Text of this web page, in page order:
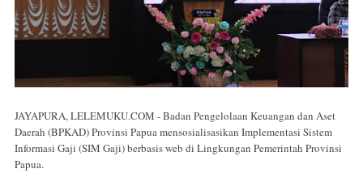
JAYAPURA, LELEMUKU.COM - Badan Pengelolaan Keuangan dan Aset
Daerah (BPKAD) Provinsi Papua mensosialisasikan Implementasi Sistem
Informasi Gaji (SIM Gaji) berbasis web di Lingkungan Pemerintah Provinsi
Papua.